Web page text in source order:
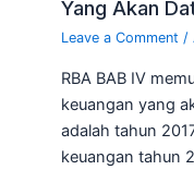
Yang Akan
Leave a Comment /
RBA BAB IV
keuangan yang
adalah tahun
keuangan tahun